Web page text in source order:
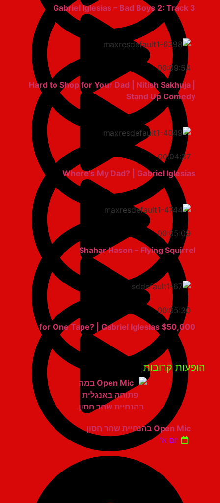
Gabriel Iglesias – Bad Boys 2: Track 3
00:09:54
Hard to Shop for Your Dad | Nitish Sakhuja |
Stand Up Comedy
00:04:37
Where’s My Dad? | Gabriel Iglesias
00:05:09
Shahar Hason – Flying Squirrel
00:05:30
$50,000 for One Tape? | Gabriel Iglesias
קרובות
Open Mic בהנחיית שחר חסון
יום א'